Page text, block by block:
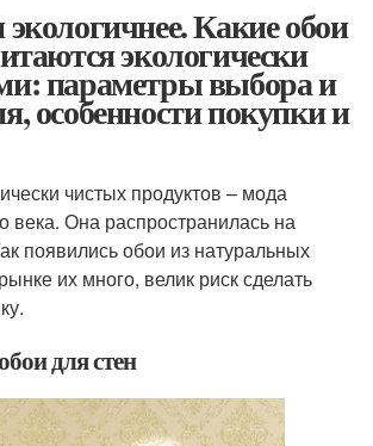
Какие обои
экологически
параметры выбора и
особенности покупки и
чистых продуктов – мода
века. Она распространилась на
появились обои из натуральных
их много, велик риск сделать
для стен